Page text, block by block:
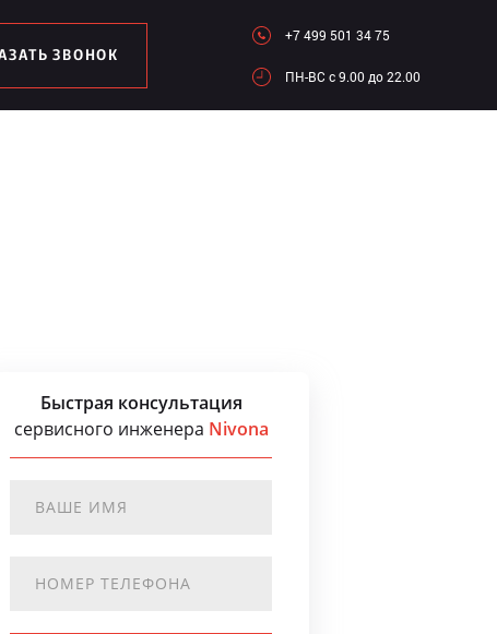
ЗВОНОК
+7 499 501 34 75
ПН-ВC c 9.00 до 22.00
Быстрая консультация
сервисного инженера Nivona